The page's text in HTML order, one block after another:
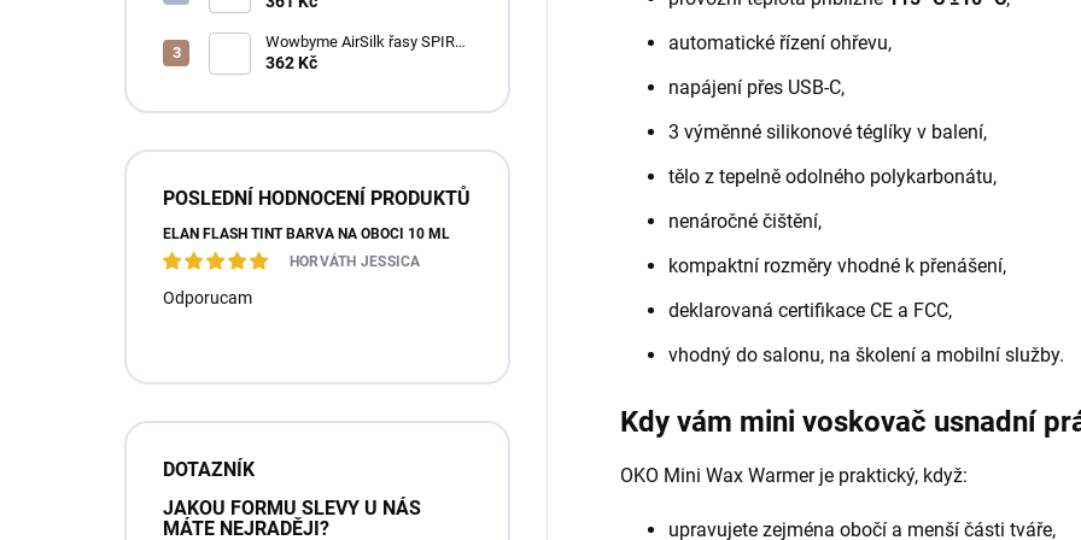
Wowbyme AirSilk řasy SPIRE
mix
362 Kč
POSLEDNÍ HODNOCENÍ PRODUKTŮ
ÉLAN FLASH TINT BARVA NA OBOČÍ 10 ML
HORVÁTH JESSICA
Odporucam
DOTAZNÍK
JAKOU FORMU SLEVY U NÁS
MÁTE NEJRADĚJI?
automatické řízení ohřevu,
napájení přes USB-C,
3 výměnné silikonové téglíky v balení,
tělo z tepelně odolného polykarbonátu,
nenáročné čištění,
kompaktní rozměry vhodné k přenášení,
deklarovaná certifikace CE a FCC,
vhodný do salonu, na školení a mobilní služby.
Kdy vám mini voskovač usnadní
OKO Mini Wax Warmer je praktický, když:
upravujete zejména obočí a menší části tváře,